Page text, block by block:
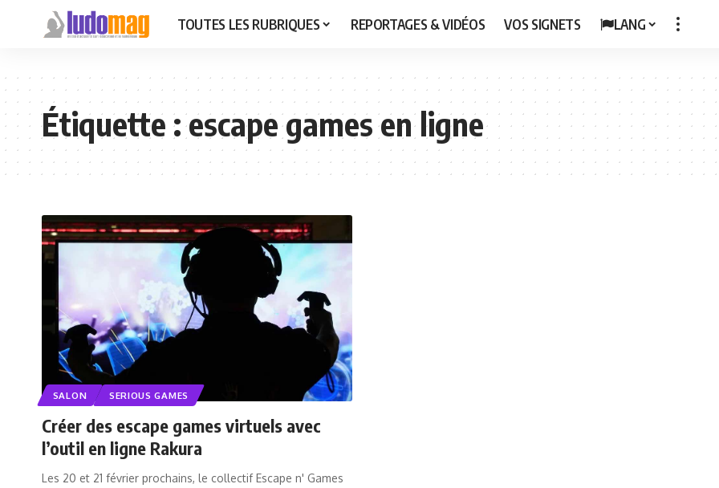
TOUTES LES RUBRIQUES REPORTAGES & VIDÉOS VOS SIGNETS LANG
Étiquette :escape games en ligne
SALON SERIOUS GAMES
Créer des escape games virtuels avec
l’outil en ligne Rakura
Les 20 et 21 février prochains, le collectif Escape n' Games